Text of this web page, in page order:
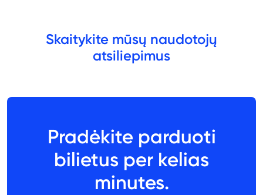
Skaitykite mūsų naudotojų
atsiliepimus
Pradėkite parduoti
bilietus per kelias
minutes.